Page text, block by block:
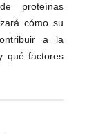
proteínas
cómo su
a la
qué factores